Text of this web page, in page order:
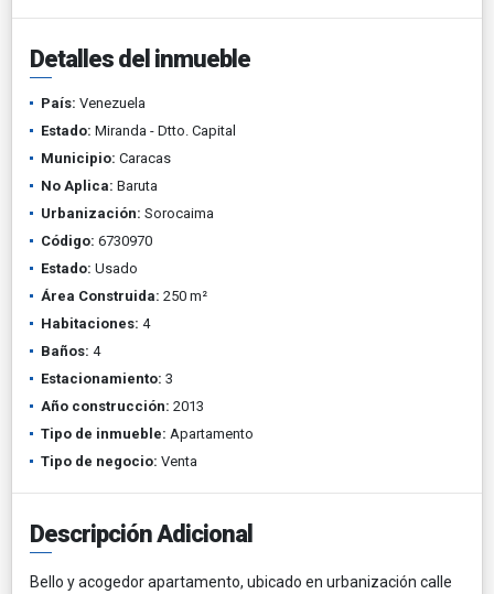
Detalles del inmueble
País: Venezuela
Estado: Miranda - Dtto. Capital
Municipio: Caracas
No Aplica: Baruta
Urbanización: Sorocaima
Código: 6730970
Estado: Usado
Área Construida: 250 m²
Habitaciones: 4
Baños: 4
Estacionamiento: 3
Año construcción: 2013
Tipo de inmueble: Apartamento
Tipo de negocio: Venta
Descripción Adicional
Bello y acogedor apartamento, ubicado en urbanización calle